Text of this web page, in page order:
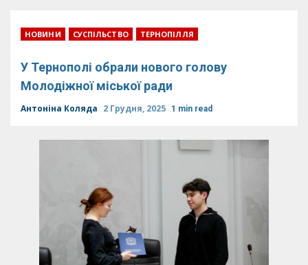
НОВИНИ СУСПІЛЬСТВО ТЕРНОПІЛЛЯ
У Тернополі обрали нового голову
Молодіжної міської ради
Антоніна Коляда 2 Грудня, 2025 1 min read